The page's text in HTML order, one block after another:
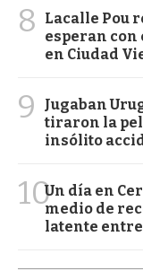
8
Lacalle Pou
esperan con
en Ciudad
9
Jugaban
tiraron la
insólito
10Un día en
medio de
latente